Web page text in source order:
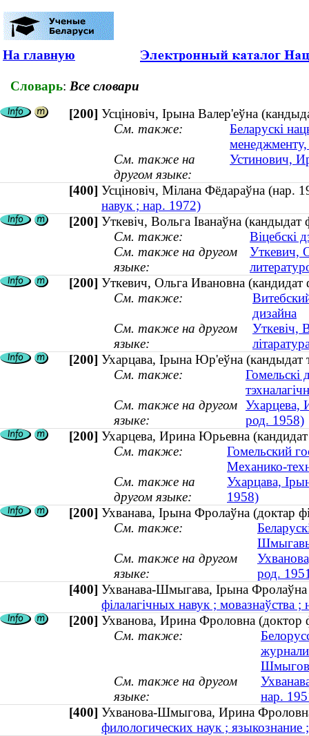
На главную
Словарь: Все словари
[200] Усціновіч, Ірына Валер'еўна
См. также:
Беларускі
См. также на
другом языке:
Устинович,
[400] Усціновіч, Мілана Фёдараўна
навук ; нар. 1972)
[200] Уткевіч, Вольга Іванаўна (кандыдат
См. также:
Віцебскі
См. также на другом
языке:
Уткевич,
[200] Уткевич, Ольга Ивановна (кандидат
См. также:
дизайна
См. также на другом
языке:
Уткевіч,
[200] Ухарцава, Ірына Юр'еўна (кандыдат
См. также:
Гомельскі
См. также на другом
языке:
Ухарцева,
род. 1958)
[200] Ухарцева, Ирина Юрьевна
См. также:
Гомельский
Механико-
См. также на
другом языке:
Ухарцава,
1958)
[200] Ухванава, Ірына Фролаўна (доктар
См. также:
См. также на другом
языке:
род.
[400] Ухванава-Шмыгава, Ірына
філалагічных навук ; мовазнаўства ;
[200] Ухванова, Ирина Фроловна (доктор
См. также:
См. также на другом
языке:
нар.
[400] Ухванова-Шмыгова, Ирина
филологических наук ; языкознание